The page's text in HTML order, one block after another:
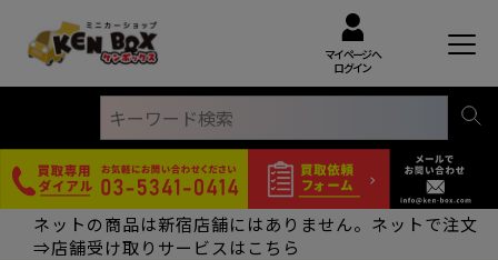
マイページへ
ログイン
ネットの商品は新宿店舗にはありません。ネットで注文
⇒店舗受け取りサービスはこちら